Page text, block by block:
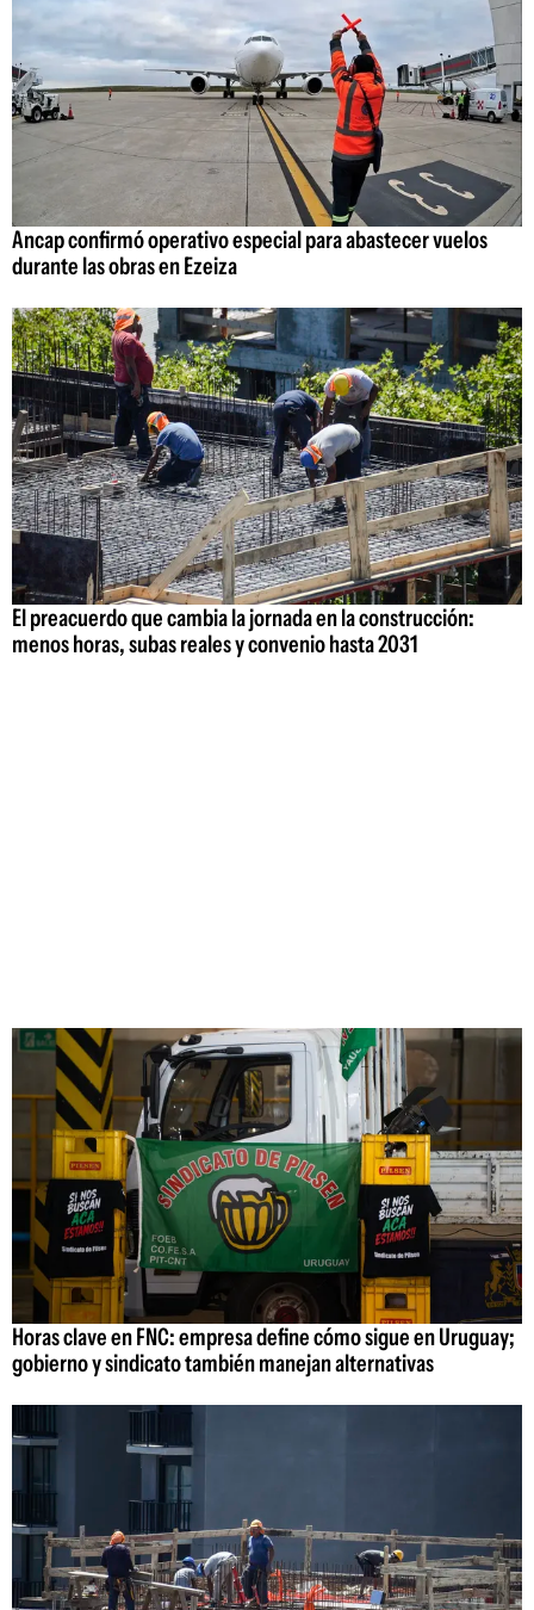
Ancap confirmó operativo especial para abastecer vuelos
durante las obras en Ezeiza
El preacuerdo que cambia la jornada en la construcción:
menos horas, subas reales y convenio hasta 2031
Horas clave en FNC: empresa define cómo sigue en Uruguay;
gobierno y sindicato también manejan alternativas